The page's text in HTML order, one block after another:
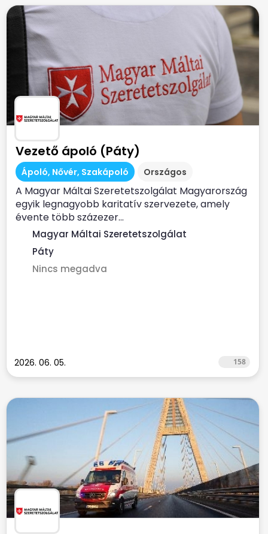
Vezető ápoló (Páty)
Ápoló, Nővér, Szakápoló Országos
A Magyar Máltai Szeretetszolgálat Magyarország
egyik legnagyobb karitatív szervezete, amely
évente több százezer...
Magyar Máltai Szeretetszolgálat
Páty
Nincs megadva
2026. 06. 05. 158